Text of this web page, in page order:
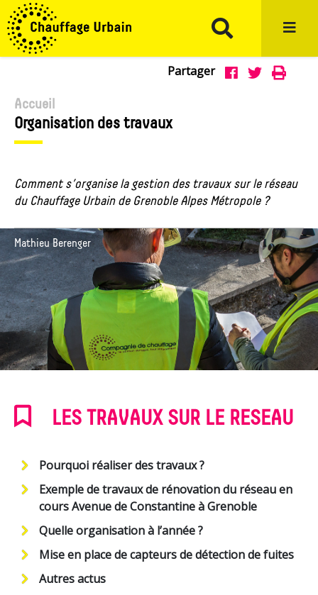
Aller à la recherche
Partager Partager
 
Accueil
Organisation des travaux
Comment s’organise la gestion des travaux sur le réseau
du Chauffage Urbain de Grenoble Alpes Métropole ?
Mathieu Berenger
LES TRAVAUX SUR LE RESEAU
Pourquoi réaliser des travaux ?
Exemple de travaux de rénovation du réseau en
cours Avenue de Constantine à Grenoble
Quelle organisation à l’année ?
Mise en place de capteurs de détection de fuites
Autres actus